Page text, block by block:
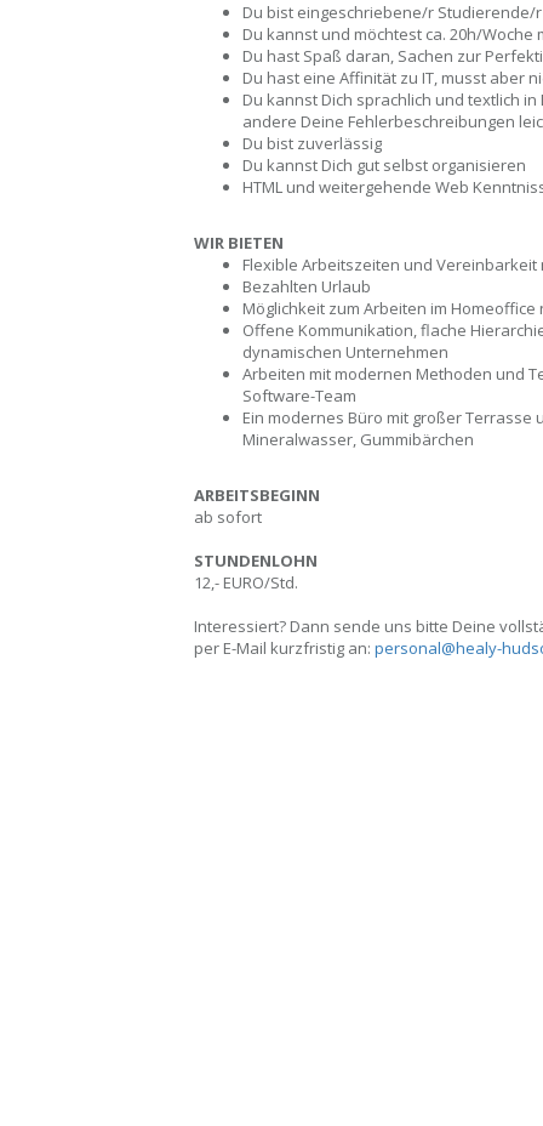
Du bist eingeschriebene/r Studierende/r
Du kannst und möchtest ca. 20h/Woche
Du hast Spaß daran, Sachen zur
Du hast eine Affinität zu IT, musst aber
Du kannst Dich sprachlich und textlich
andere Deine Fehlerbeschreibungen
Du bist zuverlässig
Du kannst Dich gut selbst organisieren
HTML und weitergehende Web
WIR BIETEN
Flexible Arbeitszeiten und
Bezahlten Urlaub
Möglichkeit zum Arbeiten im
Offene Kommunikation, flache
dynamischen Unternehmen
Arbeiten mit modernen Methoden und
Software-Team
Ein modernes Büro mit großer Terrasse
Mineralwasser, Gummibärchen
ARBEITSBEGINN
ab sofort
STUNDENLOHN
12,- EURO/Std.
Interessiert? Dann sende uns bitte Deine
per E-Mail kurzfristig an: personal@healy-